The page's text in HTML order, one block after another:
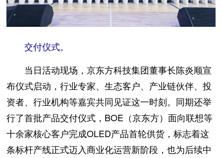
交付仪式。
当日活动现场，京东方科技集团董事长陈炎顺宣
布仪式启动，行业专家、生态客户、产业链伙伴、投
资者、行业机构等嘉宾共同见证这一时刻。同期还举
行了首批产品交付仪式，BOE（京东方）面向联想等
十余家核心客户完成OLED产品首轮供货，标志着这
条标杆产线正式迈入商业化运营新阶段，也为后续中